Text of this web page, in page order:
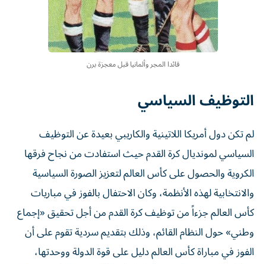
قائدا المجر وألمانيا قبل معجزة برن
التوظيف السياسي
لم تكن دول أمريكا اللاتينية والكاريبي بعيدة عن التوظيف
السياسي لمونديال كرة القدم حيث استفادت من نجاح فرقها
الكروية والحصول على كأس العالم لتعزيز الصورة السياسية
والانتخابية لهذه الأنظمة، وكان الاحتفال بالفوز في مباريات
كأس العالم جزءاً من توظيف كرة القدم من أجل تحقيق «إجماع
وطني» حول النظام القائم، وذلك بتقديم سردية تقوم على أن
الفوز في مباراة كأس العالم دليل على قوة الدولة ووحدتها،